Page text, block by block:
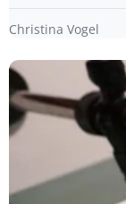
Christina Vogel